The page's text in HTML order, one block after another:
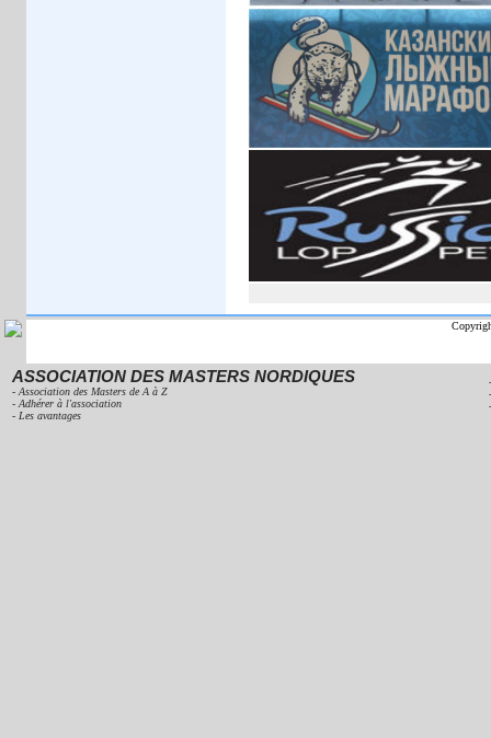
ASSOCIATION DES MASTERS NORDIQUES
- Association des Masters de A à Z
- Adhérer à l'association
- Les avantages